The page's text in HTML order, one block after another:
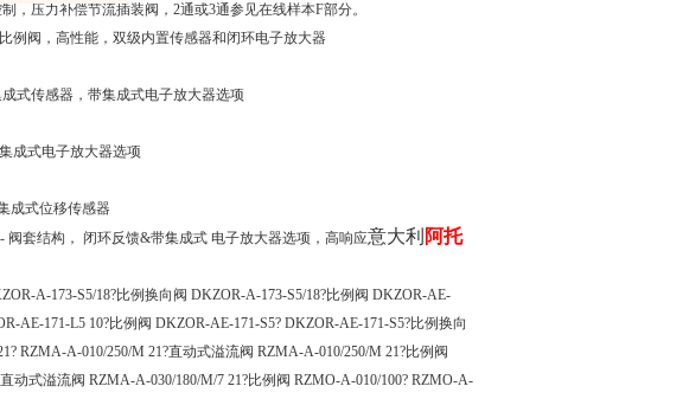
，压力补偿节流插装阀，2通或3通参见在线样本F部分。
例阀，高性能，双级内置传感器和闭环电子放大器
式传感器，带集成式电子放大器选项
成式电子放大器选项
成式位移传感器
套结构， 闭环反馈&带集成式 电子放大器选项，高响应意大利 阿托
A-173-S5/18?比例换向阀 DKZOR-A-173-S5/18?比例阀 DKZOR-AE-
AE-171-L5 10?比例阀 DKZOR-AE-171-S5? DKZOR-AE-171-S5?比例换向
RZMA-A-010/250/M 21?直动式溢流阀 RZMA-A-010/250/M 21?比例阀
动式溢流阀 RZMA-A-030/180/M/7 21?比例阀 RZMO-A-010/100? RZMO-A-